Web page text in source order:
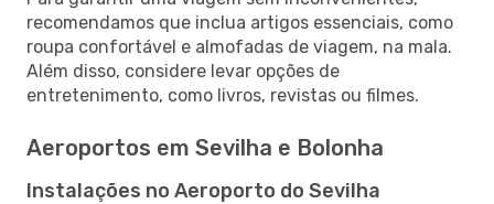
recomendamos que inclua artigos essenciais, como
roupa confortável e almofadas de viagem, na mala.
Além disso, considere levar opções de
entretenimento, como livros, revistas ou filmes.
Aeroportos em Sevilha e Bolonha
Instalações no Aeroporto do Sevilha